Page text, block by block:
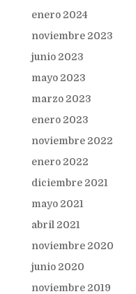
enero 2024
noviembre 2023
junio 2023
mayo 2023
marzo 2023
enero 2023
noviembre 2022
enero 2022
diciembre 2021
mayo 2021
abril 2021
noviembre 2020
junio 2020
noviembre 2019